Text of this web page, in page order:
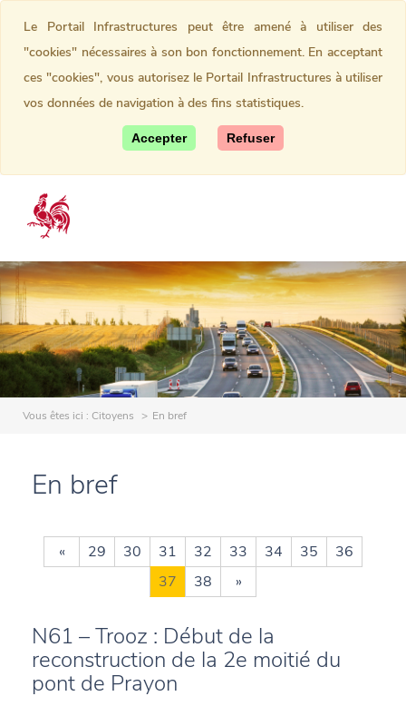
Vous êtes ici : Citoyens En bref
En bref
« 29 30 31 32 33 34 35
36
37
38 »
N61 – Trooz : Début de la
reconstruction de la 2e moitié du
pont de Prayon
Le Portail Infrastructures peut être amené à utiliser des
"cookies" nécessaires à son bon fonctionnement. En acceptant
ces "cookies", vous autorisez le Portail Infrastructures à utiliser
vos données de navigation à des fins statistiques.
Accepter Refuser